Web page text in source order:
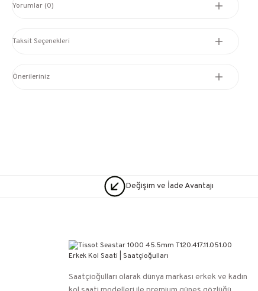
Yorumlar (0)
Taksit Seçenekleri
Önerileriniz
Değişim ve İade Avantajı
Saatçioğulları⁠ olarak dünya markası erkek ve kadın